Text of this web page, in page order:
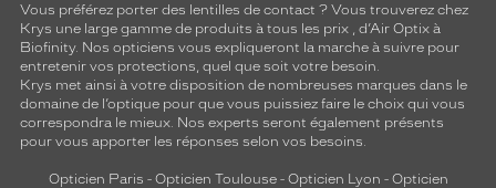
Vous préférez porter des lentilles de contact ? Vous trouverez chez
Krys une large gamme de produits à tous les prix , d’Air Optix à
Biofinity. Nos opticiens vous expliqueront la marche à suivre pour
entretenir vos protections, quel que soit votre besoin.
Krys met ainsi à votre disposition de nombreuses marques dans le
domaine de l’optique pour que vous puissiez faire le choix qui vous
correspondra le mieux. Nos experts seront également présents
pour vous apporter les réponses selon vos besoins.
Opticien Paris - Opticien Toulouse- Opticien Lyon - Opticien